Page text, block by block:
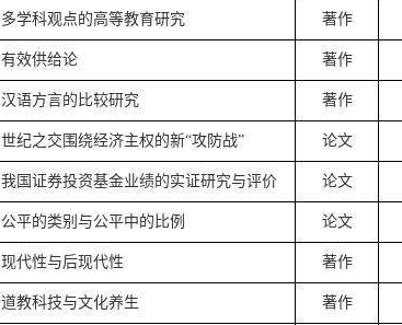
多学科观点的高等教育研究 著作
有效供给论 著作
汉语方言的比较研究 著作
世纪之交围绕经济主权的新“攻防战” 论文
我国证券投资基金业绩的实证研究与评价 论文
公平的类别与公平中的比例 论文
现代性与后现代性 著作
道教科技与文化养生 著作